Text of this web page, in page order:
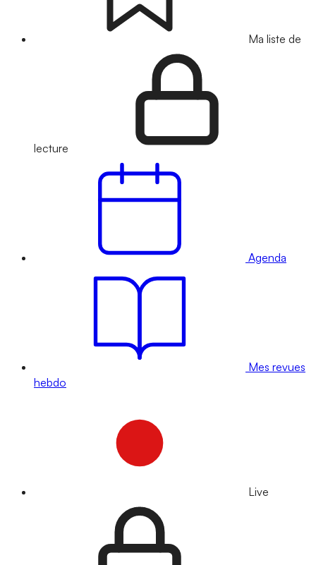
Ma liste de
lecture
Agenda
Mes revues
hebdo
Live